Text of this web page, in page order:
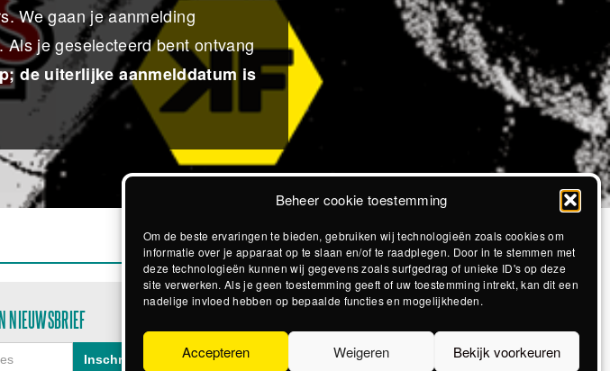
Beheer cookie toestemming
Om de beste ervaringen te bieden, gebruiken wij technologieën zoals cookies om
informatie over je apparaat op te slaan en/of te raadplegen. Door in te stemmen met
deze technologieën kunnen wij gegevens zoals surfgedrag of unieke ID's op deze
site verwerken. Als je geen toestemming geeft of uw toestemming intrekt, kan dit een
nadelige invloed hebben op bepaalde functies en mogelijkheden.
Accepteren Weigeren Bekijk voorkeuren
We gaan je aanmelding
je geselecteerd bent ontvang
de uiterlijke aanmelddatum is
NIEUWSBRIEF